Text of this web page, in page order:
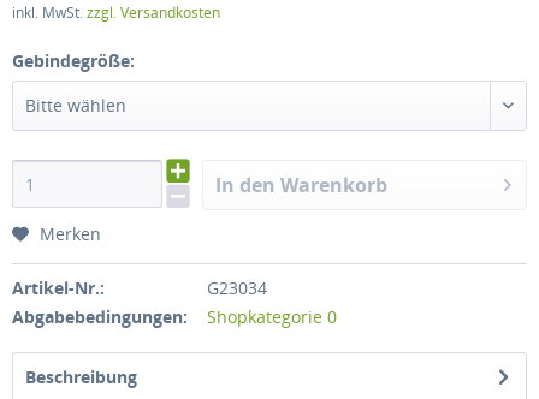
inkl. MwSt.zzgl. Versandkosten
Gebindegröße:
Bitte wählen
In den Warenkorb
Merken
Artikel-Nr.:
G23034
Abgabebedingungen:
Shopkategorie 0
Beschreibung